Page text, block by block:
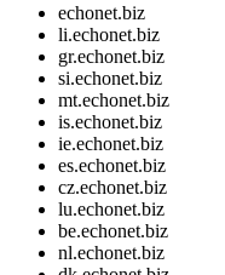
echonet.biz
li.echonet.biz
gr.echonet.biz
si.echonet.biz
mt.echonet.biz
is.echonet.biz
ie.echonet.biz
es.echonet.biz
cz.echonet.biz
lu.echonet.biz
be.echonet.biz
nl.echonet.biz